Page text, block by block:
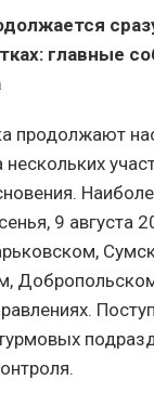
главные
продолжают
9 августа